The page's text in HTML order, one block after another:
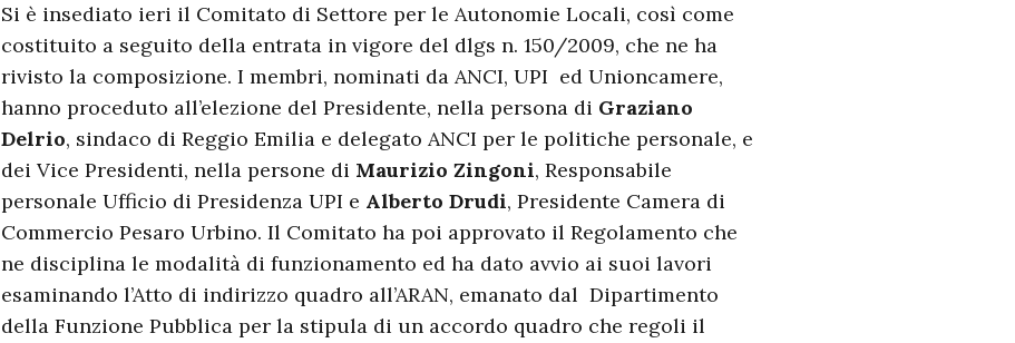
Si è insediato ieri il Comitato di Settore per le Autonomie Locali, così come
costituito a seguito della entrata in vigore del dlgs n. 150/2009, che ne ha
rivisto la composizione. I membri, nominati da ANCI, UPI ed Unioncamere,
hanno proceduto all’elezione del Presidente, nella persona di Graziano
Delrio, sindaco di Reggio Emilia e delegato ANCI per le politiche personale, e
dei Vice Presidenti, nella persone di Maurizio Zingoni, Responsabile
personale Ufficio di Presidenza UPI e Alberto Drudi, Presidente Camera di
Commercio Pesaro Urbino. Il Comitato ha poi approvato il Regolamento che
ne disciplina le modalità di funzionamento ed ha dato avvio ai suoi lavori
esaminando l’Atto di indirizzo quadro all’ARAN, emanato dal Dipartimento
della Funzione Pubblica per la stipula di un accordo quadro che regoli il